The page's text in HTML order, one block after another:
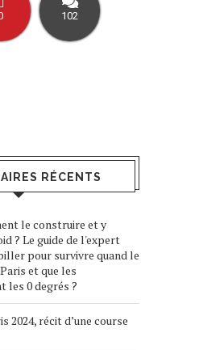
102
RÉCENTS
le construire et y
? Le guide de l'expert
pour survivre quand le
et que les
les 0 degrés ?
2024, récit d’une course